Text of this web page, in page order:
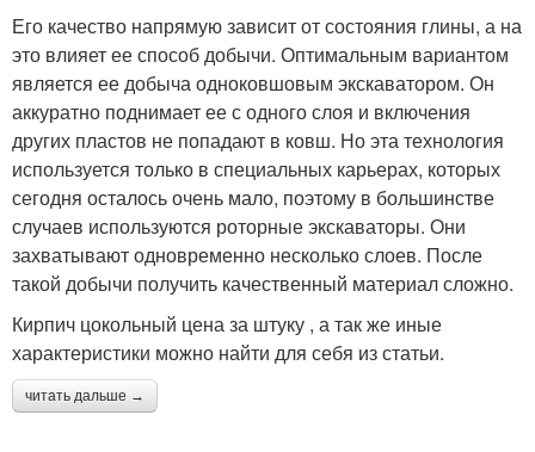
Его качество напрямую зависит от состояния глины, а на
это влияет ее способ добычи. Оптимальным вариантом
является ее добыча одноковшовым экскаватором. Он
аккуратно поднимает ее с одного слоя и включения
других пластов не попадают в ковш. Но эта технология
используется только в специальных карьерах, которых
сегодня осталось очень мало, поэтому в большинстве
случаев используются роторные экскаваторы. Они
захватывают одновременно несколько слоев. После
такой добычи получить качественный материал сложно.
Кирпич цокольный цена за штуку , а так же иные
характеристики можно найти для себя из статьи.
читать дальше →